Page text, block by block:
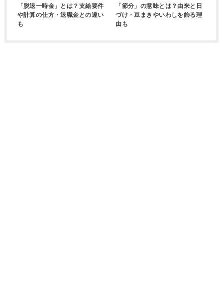
「脱退一時金」とは？支給要件
や計算の仕方・退職金との違い
も
「節分」の意味とは？由来と日
づけ・豆まきやいわしを飾る理
由も